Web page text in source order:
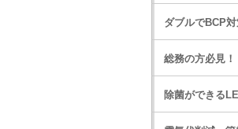
ダブルでBCP
総務の方必見
除菌ができる